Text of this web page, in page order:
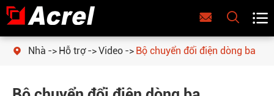
  
 Nhà Hỗ trợ Video Bộ chuyển đổi điện dòng ba